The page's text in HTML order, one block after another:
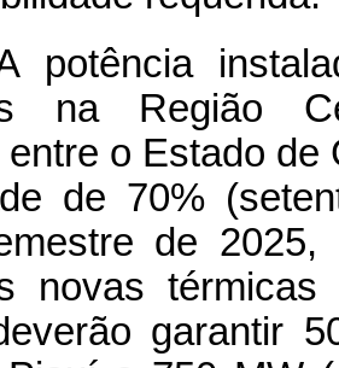
potência
na Região
entre o Estado
de 70%
de
novas térmicas
garantir